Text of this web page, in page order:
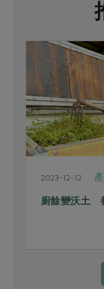
2023-12-12
廚餘變沃土